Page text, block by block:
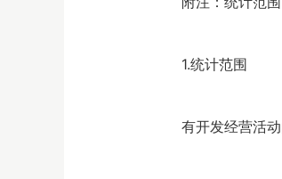
1.统计范围
有开发经营活